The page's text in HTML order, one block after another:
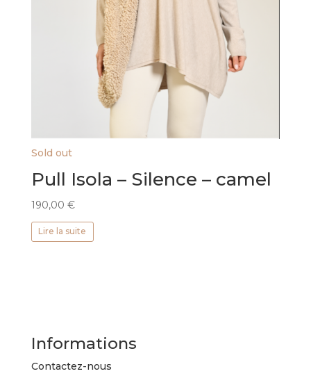
Sold out
Pull Isola – Silence – camel
190,00 €
Lire la suite
Informations
Contactez-nous